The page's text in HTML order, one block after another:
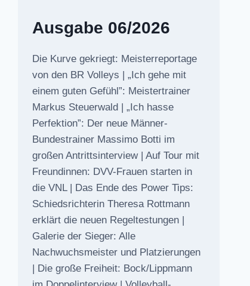
Ausgabe 06/2026
Die Kurve gekriegt: Meisterreportage
von den BR Volleys | „Ich gehe mit
einem guten Gefühl”: Meistertrainer
Markus Steuerwald | „Ich hasse
Perfektion”: Der neue Männer-
Bundestrainer Massimo Botti im
großen Antrittsinterview | Auf Tour mit
Freundinnen: DVV-Frauen starten in
die VNL | Das Ende des Power Tips:
Schiedsrichterin Theresa Rottmann
erklärt die neuen Regeltestungen |
Galerie der Sieger: Alle
Nachwuchsmeister und Platzierungen
| Die große Freiheit: Bock/Lippmann